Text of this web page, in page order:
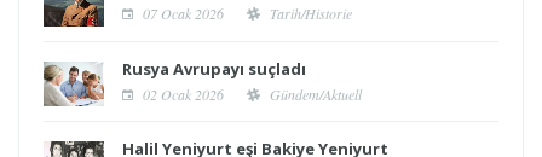
07 Ocak 2026 Tarih/Historie
Rusya Avrupayı suçladı
02 Ocak 2026 Gündem/Aktuell
Halil Yeniyurt eşi Bakiye Yeniyurt